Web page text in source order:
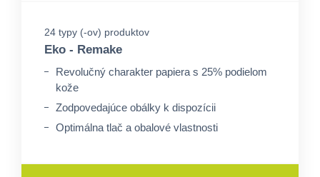
24 typy (-ov) produktov
Eko - Remake
Revolučný charakter papiera s 25% podielom
kože
Zodpovedajúce obálky k dispozícii
Optimálna tlač a obalové vlastnosti